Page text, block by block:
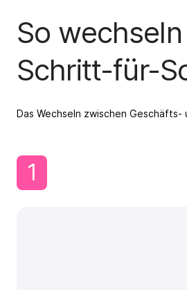
So
Schritt-für-
Das Wechseln zwischen
1